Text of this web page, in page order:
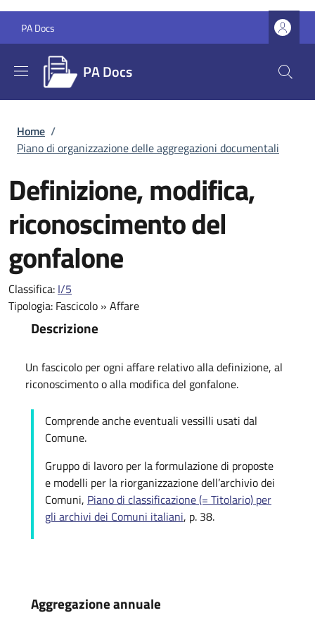
PA Docs
PA Docs
Briciole di pane
Home /
Piano di organizzazione delle aggregazioni documentali
Definizione, modifica,
riconoscimento del
gonfalone
Classifica: I/5
Tipologia: Fascicolo » Affare
Descrizione
Un fascicolo per ogni affare relativo alla definizione, al
riconoscimento o alla modifica del gonfalone.
Comprende anche eventuali vessilli usati dal
Comune.
Gruppo di lavoro per la formulazione di proposte
e modelli per la riorganizzazione dell’archivio dei
Comuni, Piano di classificazione (= Titolario) per
gli archivi dei Comuni italiani, p. 38.
Aggregazione annuale